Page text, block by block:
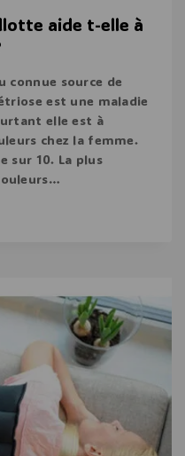
aide t-elle à
connue source de
est une maladie
elle est à
chez la femme.
sur 10. La plus